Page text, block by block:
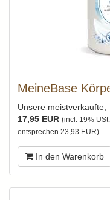
MeineBase
Unsere meistverkaufte,
17,95 EUR (incl. 19%
entsprechen 23,93 EUR)
In den Warenkorb